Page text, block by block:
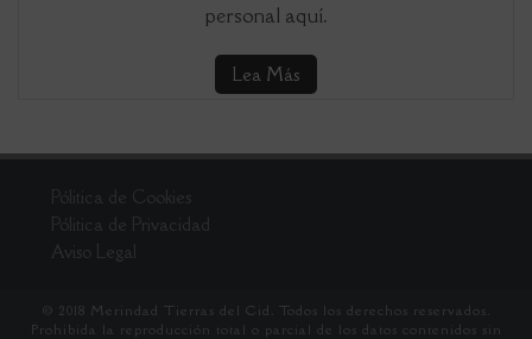
personal aquí.
Lea Más
Pólitica de Cookies
Pólitica de Privacidad
Aviso Legal
© 2018 Merindad Tierras del Cid. Todos los derechos reservados.
Prohibida la reproducción total o parcial de los datos contenidos sin